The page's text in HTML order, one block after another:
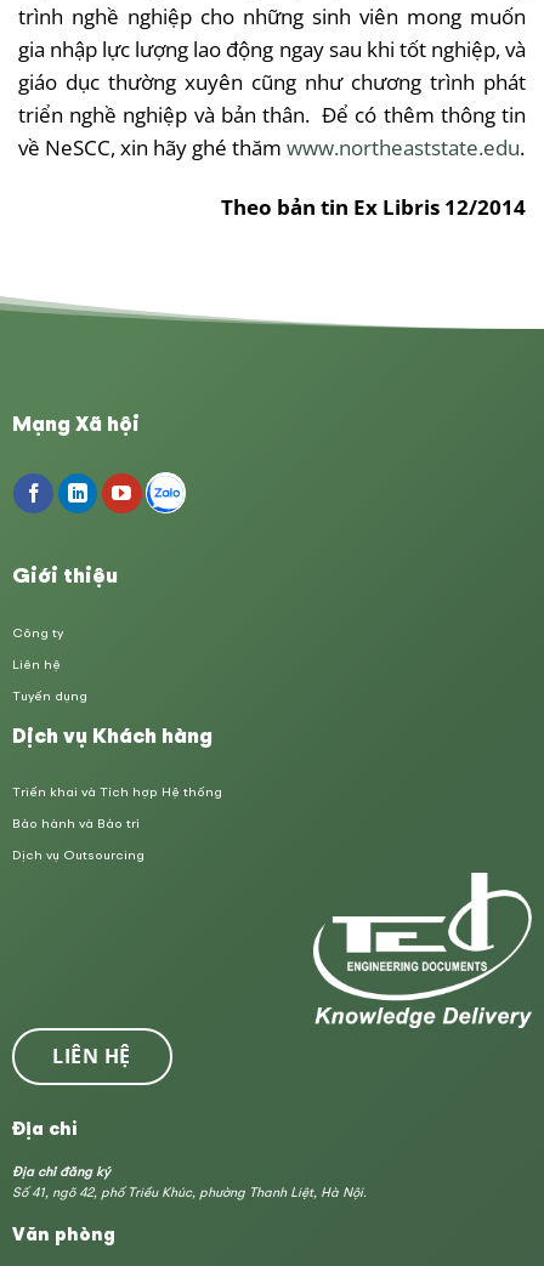
trình nghề nghiệp cho những sinh viên mong muốn
gia nhập lực lượng lao động ngay sau khi tốt nghiệp, và
giáo dục thường xuyên cũng như chương trình phát
triển nghề nghiệp và bản thân. Để có thêm thông tin
về NeSCC, xin hãy ghé thăm www.northeaststate.edu.
Theo bản tin Ex Libris 12/2014
Mạng Xã hội
Giới thiệu
Công ty
Liên hệ
Tuyển dụng
Dịch vụ Khách hàng
Triển khai và Tích hợp Hệ thống
Bảo hành và Bảo trì
Dịch vụ Outsourcing
LIÊN HỆ
Địa chỉ
Địa chỉ đăng ký
Số 41, ngõ 42, phố Triều Khúc, phường Thanh Liệt, Hà Nội.
Văn phòng